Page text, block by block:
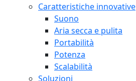
Caratteristiche innovative
Suono
Aria secca e pulita
Portabilità
Potenza
Scalabilità
Soluzioni